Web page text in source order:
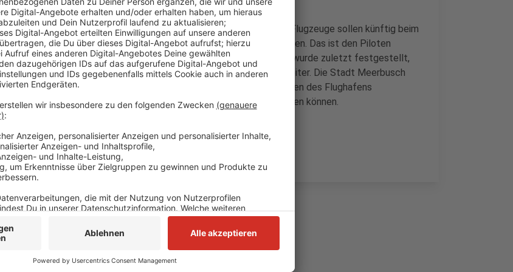
Gründe für die Forderungen gebe es zwei, heißt es von der UWG: Flugzeuge sollen künftig beim
Start in Düsseldorf steiler fliegen - also schneller an Höhe gewinnen. Das ist den Piloten
momentan noch freigestellt. Bei einer mobilen Fluglärmmessung wurde zuletzt festgestellt,
dass dadurch der Fluglärm gesenkt werden könne, so die UWG weiter. Die Stadt Meerbusch
soll demnach nicht weiterhin auf die stichprobenartigen Messungen des Flughafens
angewiesen sein. Sie soll ihre eigenen Werte dauerhaft kontrollieren können.